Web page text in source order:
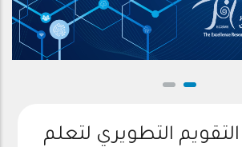
التطويري لتعلم